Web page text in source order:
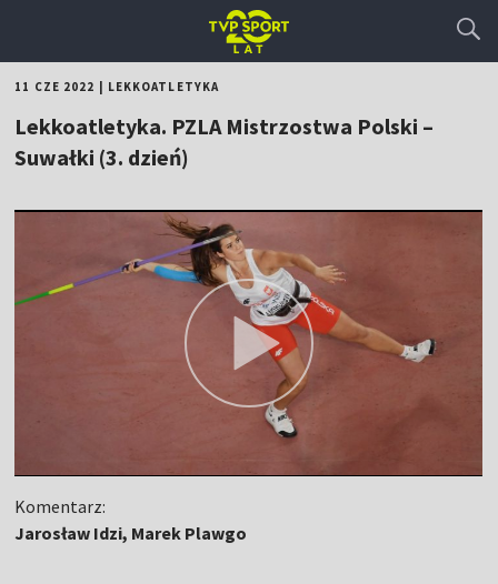
11 CZE 2022 LEKKOATLETYKA
Lekkoatletyka. PZLA Mistrzostwa Polski –
Suwałki (3. dzień)
Komentarz:
Jarosław Idzi, Marek Plawgo